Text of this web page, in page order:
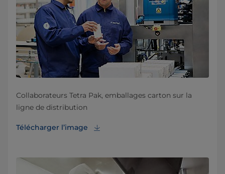
Collaborateurs Tetra Pak, emballages carton sur la
ligne de distribution
Télécharger l’image